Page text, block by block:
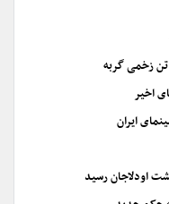
زخمی گربه
ایران
اودلاجان رسید